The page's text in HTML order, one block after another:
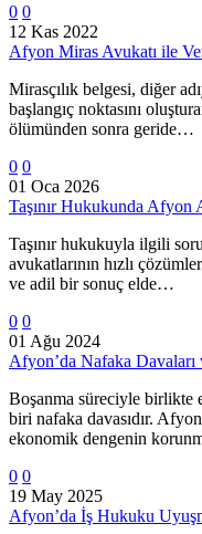
0 0
12 Kas 2022
Afyon Miras Avukatı ile
Mirasçılık belgesi, diğer
başlangıç noktasını
ölümünden sonra geride…
0 0
01 Oca 2026
Taşınır Hukukunda Afyon
Taşınır hukukuyla ilgili
avukatlarının hızlı
ve adil bir sonuç elde…
0 0
01 Ağu 2024
Afyon’da Nafaka
Boşanma süreciyle birlikte
biri nafaka davasıdır.
ekonomik dengenin
0 0
19 May 2025
Afyon’da İş Hukuku